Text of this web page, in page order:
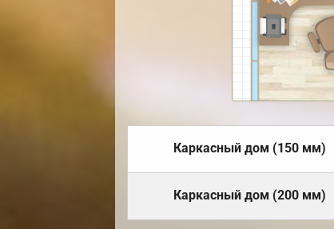
Каркасный дом (150 мм)
Каркасный дом (200 мм)